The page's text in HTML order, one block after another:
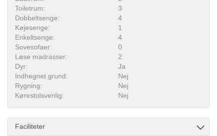
Toiletrum:
3
Dobbeltsenge:
4
Køjesenge:
1
Enkeltsenge:
4
Sovesofaer:
0
Løse madrasser:
2
Dyr:
Ja
Indhegnet grund:
Nej
Rygning:
Nej
Kørestolsvenlig:
Nej
Faciliteter